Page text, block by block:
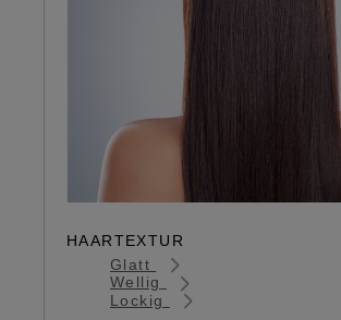
HAARTEXTUR
Glatt
Wellig
Lockig